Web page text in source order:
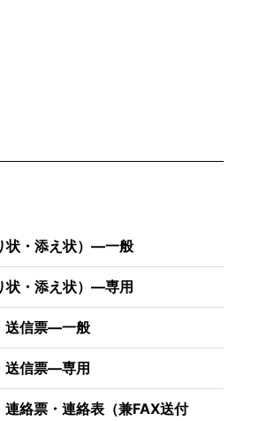
状・添え状）―一般
状・添え状）―専用
送信票―一般
送信票―専用
連絡票・連絡表（兼FAX送付